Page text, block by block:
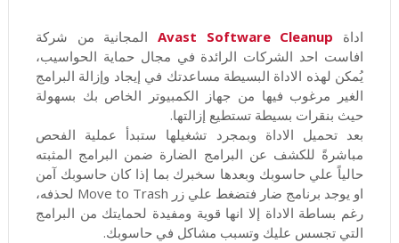
اداة Avast Software Cleanupالمجانية من شركة
افاست احد الشركات الرائدة في مجال حماية الحواسيب،
يُمكن لهذه الاداة البسيطة مساعدتك في إيجاد وإزالة البرامج
الغير مرغوب فيها من جهاز الكمبيوتر الخاص بك بسهولة
حيث بنقرات بسيطة تستطيع إزالتها.
بعد تحميل الاداة وبمجرد تشغيلها ستبدأ عملية الفحص
مباشرةً للكشف عن البرامج الضارة ضمن البرامج المثبته
حالياً علي حاسوبك وبعدها سخبرك بما إذا كان حاسوبك آمن
او يوجد برنامج ضار فتضغط علي زر Move to Trash لحذفه،
رغم بساطة الاداة إلا انها قوية ومفيدة لحمايتك من البرامج
التي تجسس عليك وتسبب مشاكل في حاسوبك.